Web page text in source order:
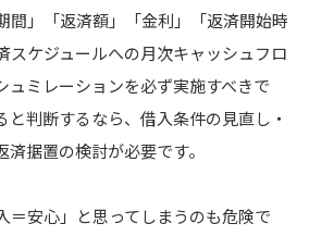
間」「返済額」「金利」「返済開始時
スケジュールへの月次キャッシュフロ
ュミレーションを必ず実施すべきで
と判断するなら、借入条件の見直し・
据置の検討が必要です。
＝安心」と思ってしまうのも危険で